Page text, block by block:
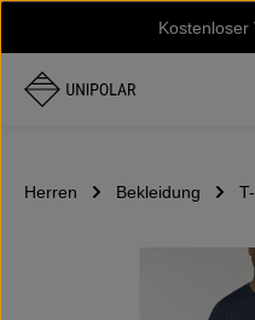
Zum Hauptinhalt springen
Kostenloser
Herren Bekleidung